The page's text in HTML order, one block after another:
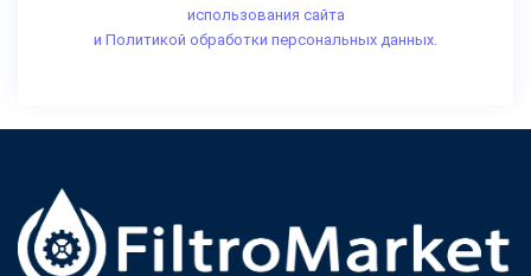
использования сайта
и Политикой обработки персональных данных.